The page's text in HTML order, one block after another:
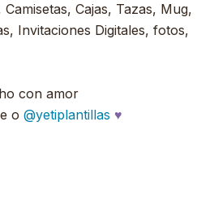
Cajas, Tazas, Mug,
Invitaciones Digitales, fotos,
con amor
o @yetiplantillas ♥